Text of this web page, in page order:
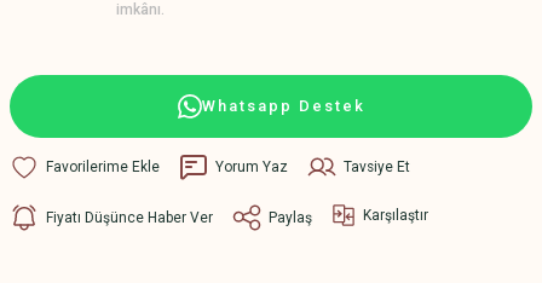
imkânı.
Whatsapp Destek
Yorum Yaz Tavsiye Et
Fiyatı Düşünce Haber Ver Paylaş Karşılaştır